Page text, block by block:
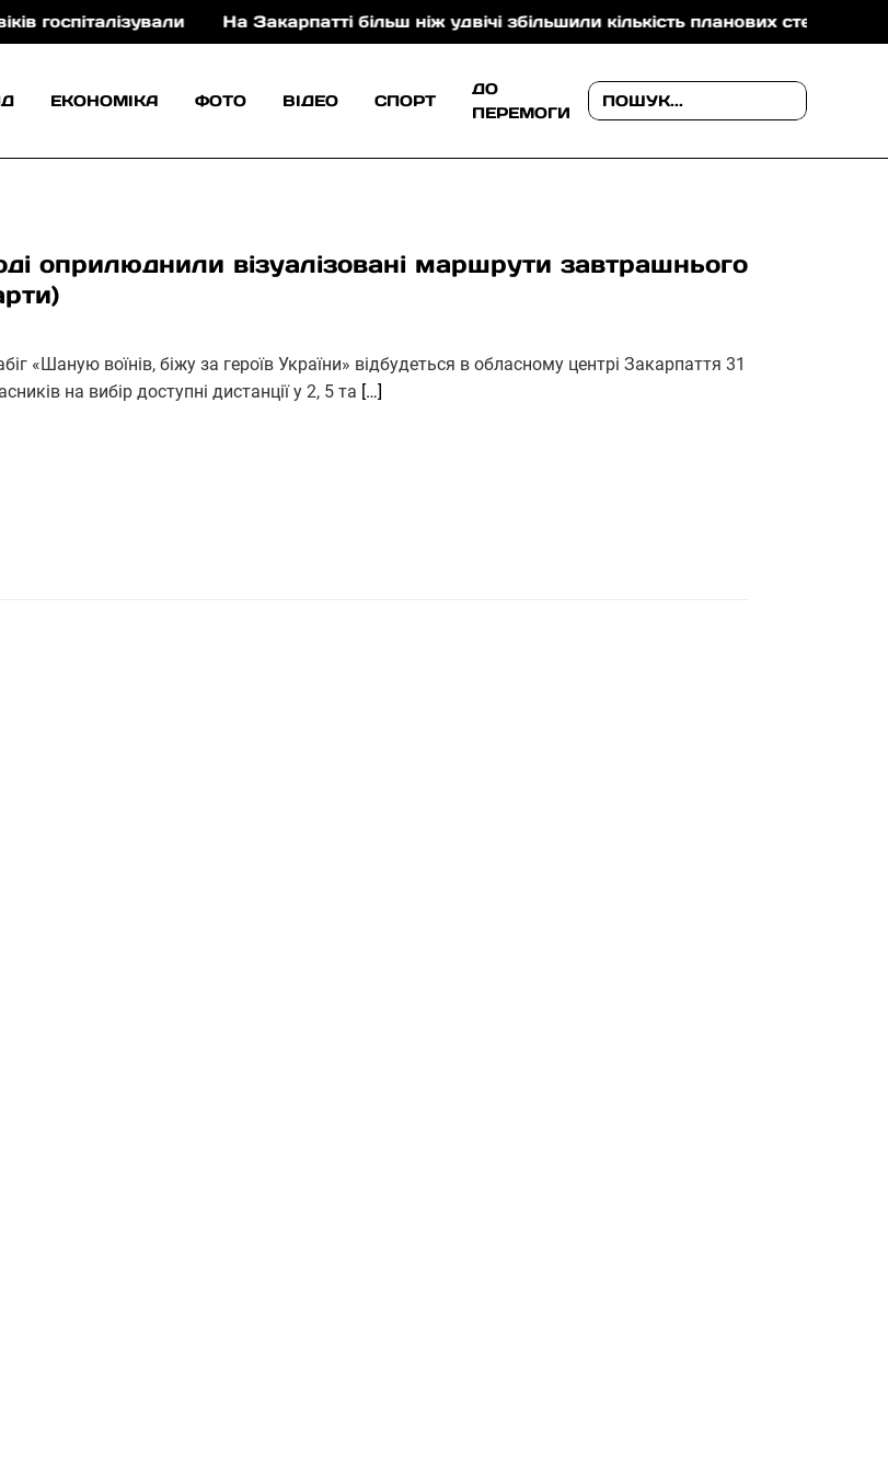
На Закарпатті більш ніж удвічі збільшили кількість планових стентувань серця
ЕКОНОМІКА ФОТО ВІДЕО СПОРТ
ДО
ПЕРЕМОГИ
оприлюднили візуалізовані маршрути завтрашнього
«Шаную воїнів, біжу за героїв України» відбудеться в обласному центрі Закарпаття 31
на вибір доступні дистанції у 2, 5 та […]